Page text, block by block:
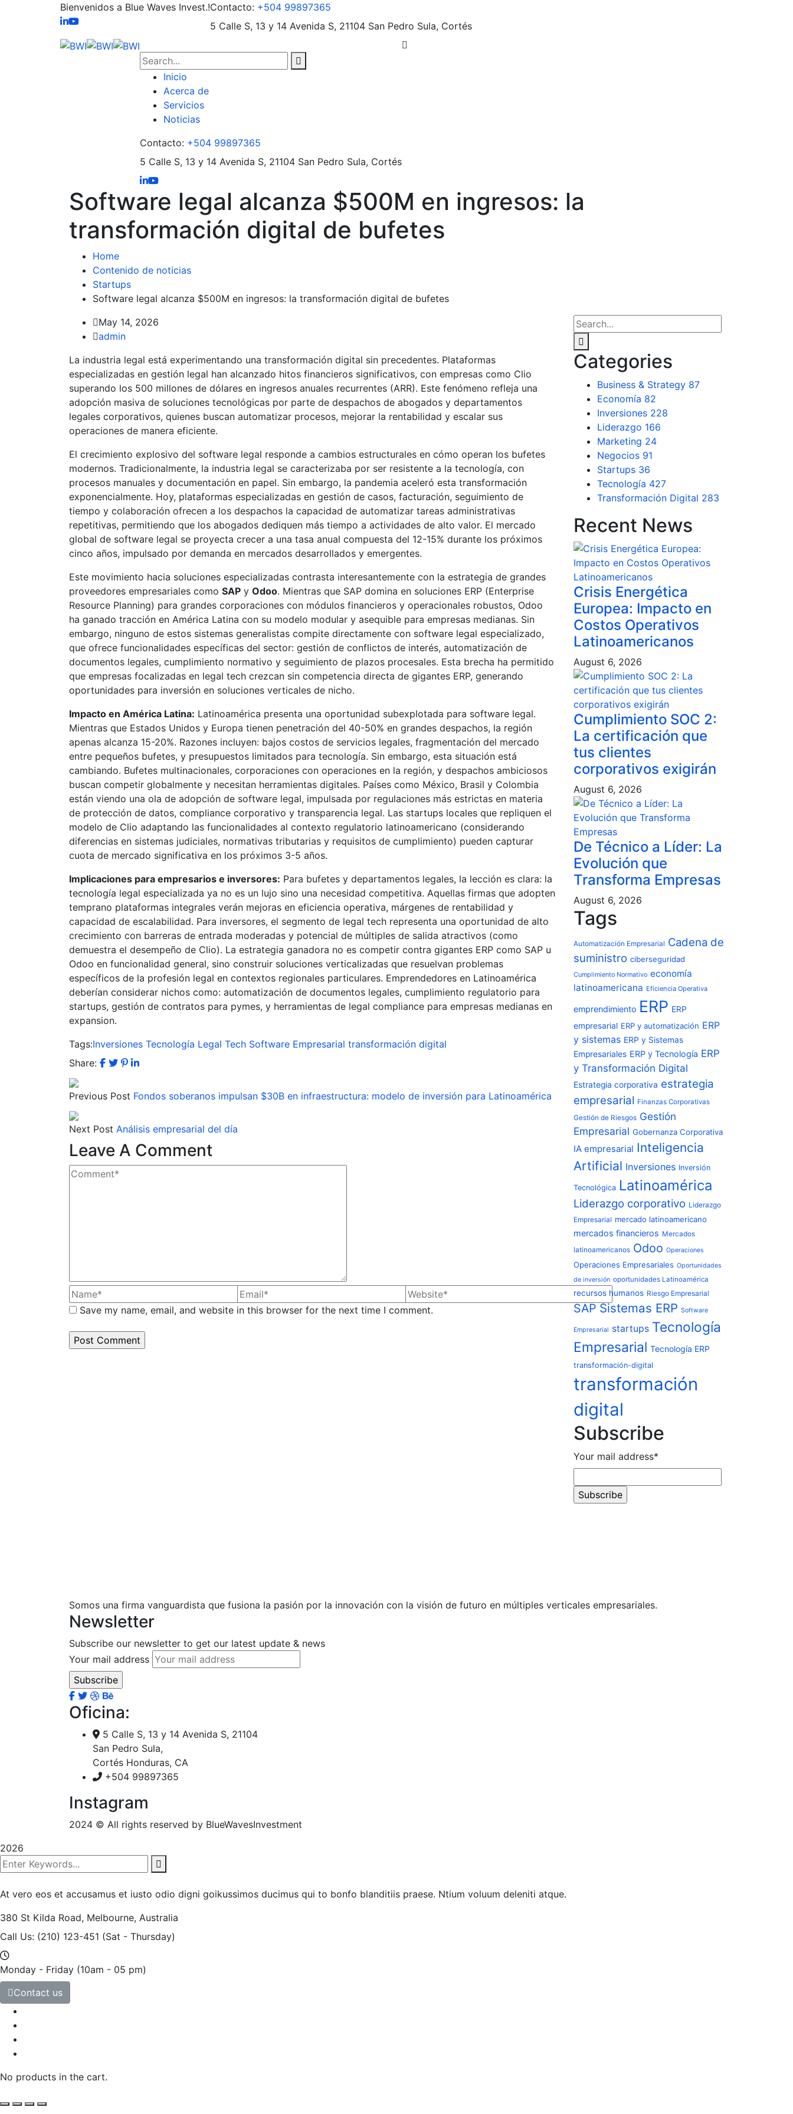
Bienvenidos a Blue Waves Invest.!Contacto: +504 99897365
5 Calle S, 13 y 14 Avenida S, 21104 San Pedro Sula, Cortés
Inicio
Acerca de
Servicios
Noticias
Contacto: +504 99897365
5 Calle S, 13 y 14 Avenida S, 21104 San Pedro Sula, Cortés
Software legal alcanza $500M en ingresos: la
transformación digital de bufetes
Home
Contenido de noticias
Startups
Software legal alcanza $500M en ingresos: la transformación digital de bufetes
May 14, 2026
admin
La industria legal está experimentando una transformación digital sin precedentes. Plataformas
especializadas en gestión legal han alcanzado hitos financieros significativos, con empresas como Clio
superando los 500 millones de dólares en ingresos anuales recurrentes (ARR). Este fenómeno refleja una
adopción masiva de soluciones tecnológicas por parte de despachos de abogados y departamentos
legales corporativos, quienes buscan automatizar procesos, mejorar la rentabilidad y escalar sus
operaciones de manera eficiente.
El crecimiento explosivo del software legal responde a cambios estructurales en cómo operan los bufetes
modernos. Tradicionalmente, la industria legal se caracterizaba por ser resistente a la tecnología, con
procesos manuales y documentación en papel. Sin embargo, la pandemia aceleró esta transformación
exponencialmente. Hoy, plataformas especializadas en gestión de casos, facturación, seguimiento de
tiempo y colaboración ofrecen a los despachos la capacidad de automatizar tareas administrativas
repetitivas, permitiendo que los abogados dediquen más tiempo a actividades de alto valor. El mercado
global de software legal se proyecta crecer a una tasa anual compuesta del 12-15% durante los próximos
cinco años, impulsado por demanda en mercados desarrollados y emergentes.
Este movimiento hacia soluciones especializadas contrasta interesantemente con la estrategia de grandes
proveedores empresariales como SAP y Odoo. Mientras que SAP domina en soluciones ERP (Enterprise
Resource Planning) para grandes corporaciones con módulos financieros y operacionales robustos, Odoo
ha ganado tracción en América Latina con su modelo modular y asequible para empresas medianas. Sin
embargo, ninguno de estos sistemas generalistas compite directamente con software legal especializado,
que ofrece funcionalidades específicas del sector: gestión de conflictos de interés, automatización de
documentos legales, cumplimiento normativo y seguimiento de plazos procesales. Esta brecha ha permitido
que empresas focalizadas en legal tech crezcan sin competencia directa de gigantes ERP, generando
oportunidades para inversión en soluciones verticales de nicho.
Impacto en América Latina: Latinoamérica presenta una oportunidad subexplotada para software legal.
Mientras que Estados Unidos y Europa tienen penetración del 40-50% en grandes despachos, la región
apenas alcanza 15-20%. Razones incluyen: bajos costos de servicios legales, fragmentación del mercado
entre pequeños bufetes, y presupuestos limitados para tecnología. Sin embargo, esta situación está
cambiando. Bufetes multinacionales, corporaciones con operaciones en la región, y despachos ambiciosos
buscan competir globalmente y necesitan herramientas digitales. Países como México, Brasil y Colombia
están viendo una ola de adopción de software legal, impulsada por regulaciones más estrictas en materia
de protección de datos, compliance corporativo y transparencia legal. Las startups locales que repliquen el
modelo de Clio adaptando las funcionalidades al contexto regulatorio latinoamericano (considerando
diferencias en sistemas judiciales, normativas tributarias y requisitos de cumplimiento) pueden capturar
cuota de mercado significativa en los próximos 3-5 años.
Implicaciones para empresarios e inversores: Para bufetes y departamentos legales, la lección es clara: la
tecnología legal especializada ya no es un lujo sino una necesidad competitiva. Aquellas firmas que adopten
temprano plataformas integrales verán mejoras en eficiencia operativa, márgenes de rentabilidad y
capacidad de escalabilidad. Para inversores, el segmento de legal tech representa una oportunidad de alto
crecimiento con barreras de entrada moderadas y potencial de múltiples de salida atractivos (como
demuestra el desempeño de Clio). La estrategia ganadora no es competir contra gigantes ERP como SAP u
Odoo en funcionalidad general, sino construir soluciones verticalizadas que resuelvan problemas
específicos de la profesión legal en contextos regionales particulares. Emprendedores en Latinoamérica
deberían considerar nichos como: automatización de documentos legales, cumplimiento regulatorio para
startups, gestión de contratos para pymes, y herramientas de legal compliance para empresas medianas en
expansion.
Tags:Inversiones Tecnología Legal Tech Software Empresarial transformación digital
Share:
Previous Post Fondos soberanos impulsan $30B en infraestructura: modelo de inversión para Latinoamérica
Next Post Análisis empresarial del día
Leave A Comment
Save my name, email, and website in this browser for the next time I comment.
Categories
Business & Strategy 87
Economía 82
Inversiones 228
Liderazgo 166
Marketing 24
Negocios 91
Startups 36
Tecnología 427
Transformación Digital 283
Recent News
Crisis Energética
Europea: Impacto en
Costos Operativos
Latinoamericanos
August 6, 2026
Cumplimiento SOC 2:
La certificación que
tus clientes
corporativos exigirán
August 6, 2026
De Técnico a Líder: La
Evolución que
Transforma Empresas
August 6, 2026
Tags
Automatización Empresarial Cadena de
suministro ciberseguridad
Cumplimiento Normativo economía
latinoamericana Eficiencia Operativa
emprendimiento ERP ERP
empresarial ERP y automatización ERP
y sistemas ERP y Sistemas
Empresariales ERP y Tecnología ERP
y Transformación Digital
Estrategia corporativa estrategia
empresarial Finanzas Corporativas
Gestión de Riesgos Gestión
Empresarial Gobernanza Corporativa
IA empresarial Inteligencia
Artificial Inversiones Inversión
Tecnológica Latinoamérica
Liderazgo corporativo Liderazgo
Empresarial mercado latinoamericano
mercados financieros Mercados
latinoamericanos Odoo Operaciones
Operaciones Empresariales Oportunidades
de inversión oportunidades Latinoamérica
recursos humanos Riesgo Empresarial
SAP Sistemas ERP Software
Empresarial startups Tecnología
Empresarial Tecnología ERP
transformación-digital
transformación
digital
Subscribe
Your mail address*
Somos una firma vanguardista que fusiona la pasión por la innovación con la visión de futuro en múltiples verticales empresariales.
Newsletter
Subscribe our newsletter to get our latest update & news
Your mail address
Oficina:
5 Calle S, 13 y 14 Avenida S, 21104
San Pedro Sula,
Cortés Honduras, CA
+504 99897365
Instagram
2024 © All rights reserved by BlueWavesInvestment
2026
At vero eos et accusamus et iusto odio digni goikussimos ducimus qui to bonfo blanditiis praese. Ntium voluum deleniti atque.
380 St Kilda Road, Melbourne, Australia
Call Us: (210) 123-451 (Sat - Thursday)
Monday - Friday (10am - 05 pm)
Contact us
No products in the cart.